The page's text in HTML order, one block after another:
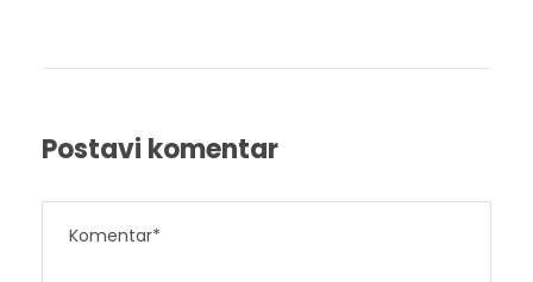
Postavi komentar